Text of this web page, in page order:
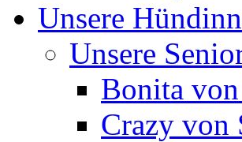
Unsere
Unsere
Bonita
Crazy von